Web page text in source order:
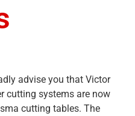
advise you that Victor
cutting systems are now
cutting tables. The